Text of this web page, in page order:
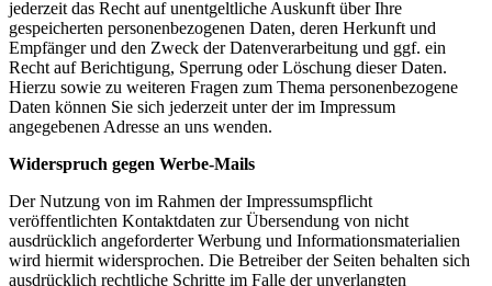
jederzeit das Recht auf unentgeltliche Auskunft über Ihre
gespeicherten personenbezogenen Daten, deren Herkunft und
Empfänger und den Zweck der Datenverarbeitung und ggf. ein
Recht auf Berichtigung, Sperrung oder Löschung dieser Daten.
Hierzu sowie zu weiteren Fragen zum Thema personenbezogene
Daten können Sie sich jederzeit unter der im Impressum
angegebenen Adresse an uns wenden.
Widerspruch gegen Werbe-Mails
Der Nutzung von im Rahmen der Impressumspflicht
veröffentlichten Kontaktdaten zur Übersendung von nicht
ausdrücklich angeforderter Werbung und Informationsmaterialien
wird hiermit widersprochen. Die Betreiber der Seiten behalten sich
ausdrücklich rechtliche Schritte im Falle der unverlangten